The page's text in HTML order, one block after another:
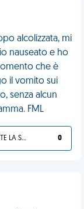
alcolizzata, mi
nauseato e ho
che è
il vomito sui
senza alcun
FML
SVEGLIATI, TE LA SEI CERCATA! 0